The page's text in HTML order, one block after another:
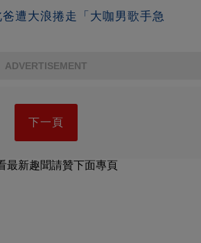
遭大浪捲走「大咖男歌手急
ADVERTISEMENT
下一頁
最新趣聞請贊下面專頁